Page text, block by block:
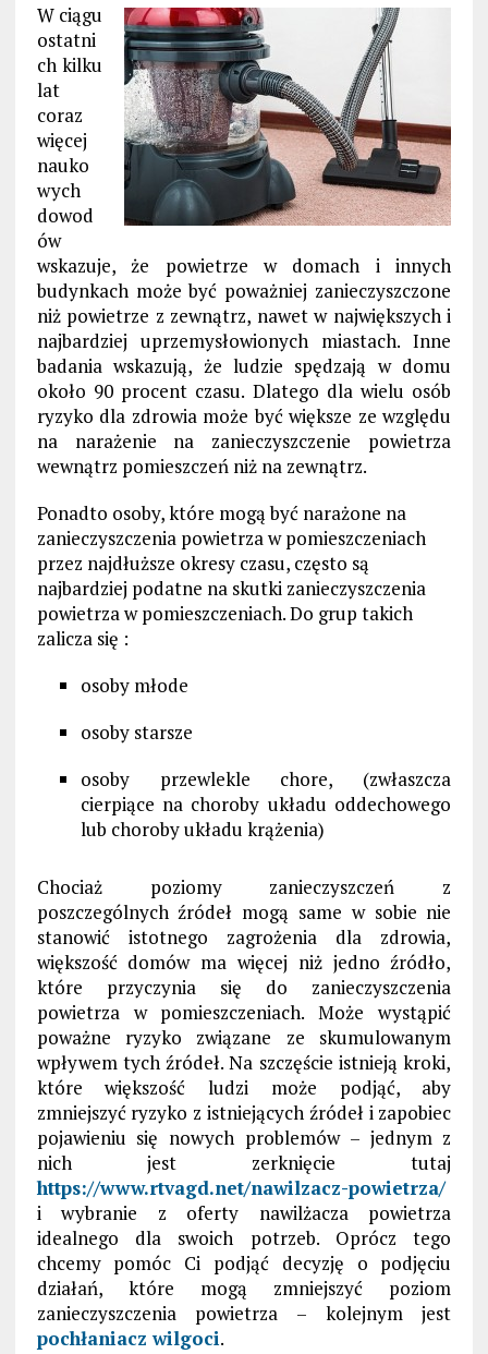
W ciągu
ostatni
ch kilku
lat
coraz
więcej
nauko
wych
dowod
ów
wskazuje, że powietrze w domach i innych
budynkach może być poważniej zanieczyszczone
niż powietrze z zewnątrz, nawet w największych i
najbardziej uprzemysłowionych miastach. Inne
badania wskazują, że ludzie spędzają w domu
około 90 procent czasu. Dlatego dla wielu osób
ryzyko dla zdrowia może być większe ze względu
na narażenie na zanieczyszczenie powietrza
wewnątrz pomieszczeń niż na zewnątrz.
Ponadto osoby, które mogą być narażone na
zanieczyszczenia powietrza w pomieszczeniach
przez najdłuższe okresy czasu, często są
najbardziej podatne na skutki zanieczyszczenia
powietrza w pomieszczeniach. Do grup takich
zalicza się :
osoby młode
osoby starsze
osoby przewlekle chore, (zwłaszcza
cierpiące na choroby układu oddechowego
lub choroby układu krążenia)
Chociaż poziomy zanieczyszczeń z
poszczególnych źródeł mogą same w sobie nie
stanowić istotnego zagrożenia dla zdrowia,
większość domów ma więcej niż jedno źródło,
które przyczynia się do zanieczyszczenia
powietrza w pomieszczeniach. Może wystąpić
poważne ryzyko związane ze skumulowanym
wpływem tych źródeł. Na szczęście istnieją kroki,
które większość ludzi może podjąć, aby
zmniejszyć ryzyko z istniejących źródeł i zapobiec
pojawieniu się nowych problemów – jednym z
nich jest zerknięcie tutaj
https://www.rtvagd.net/nawilzacz-powietrza/
i wybranie z oferty nawilżacza powietrza
idealnego dla swoich potrzeb. Oprócz tego
chcemy pomóc Ci podjąć decyzję o podjęciu
działań, które mogą zmniejszyć poziom
zanieczyszczenia powietrza – kolejnym jest
pochłaniacz wilgoci.